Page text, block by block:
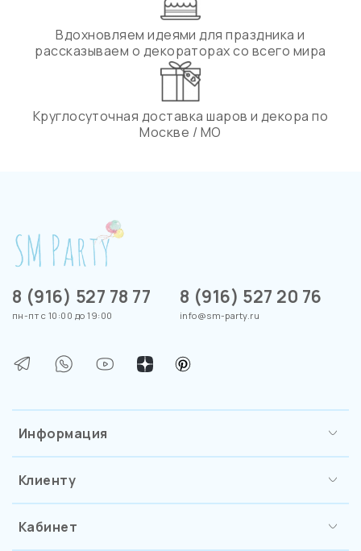
Вдохновляем идеями для праздника и
рассказываем о декораторах со всего мира
Круглосуточная доставка шаров и декора по
Москве / МО
Информация
Клиенту
Кабинет
8 (916) 527 78 77
пн-пт с 10:00 до 19:00
8 (916) 527 20 76
info@sm-party.ru